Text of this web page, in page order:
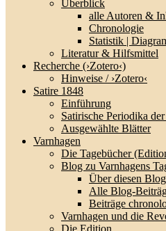
Überblick
alle Autoren &
Chronologie
Statistik |
Literatur & Hilfsmittel
Recherche (›Zotero‹)
Hinweise / ›Zotero‹
Satire 1848
Einführung
Satirische Periodika
Ausgewählte Blätter
Varnhagen
Die Tagebücher
Blog zu Varnhagens
Über diesen Blog
Alle Blog-
Beiträge
Varnhagen und die